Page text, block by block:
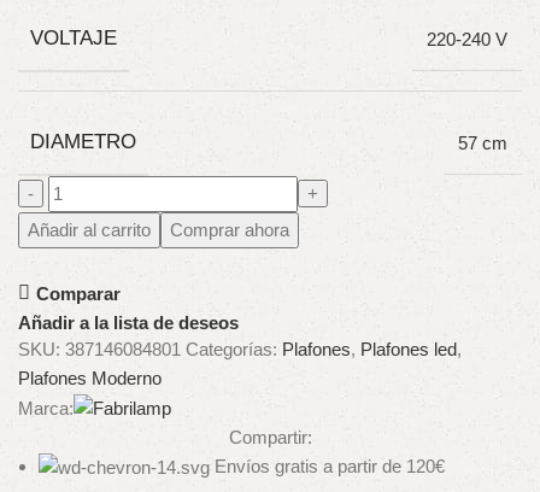
VOLTAJE 220-240 V
DIAMETRO 57 cm
Añadir al carrito Comprar ahora
Comparar
Añadir a la lista de deseos
SKU: 387146084801 Categorías: Plafones, Plafones led,
Plafones Moderno
Marca:
Compartir:
Envíos gratis a partir de 120€